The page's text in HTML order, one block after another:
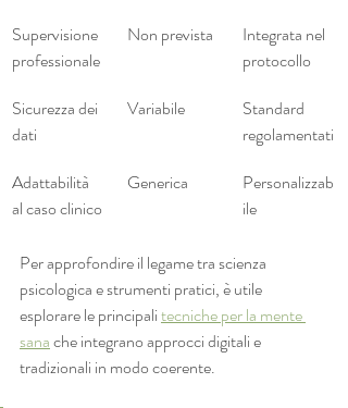
Supervisione
professionale
Non prevista
Integrata nel
protocollo
Sicurezza dei
dati
Variabile
Standard
regolamentati
Adattabilità
al caso clinico
Generica
Personalizzab
ile
Per approfondire il legame tra scienza
psicologica e strumenti pratici, è utile
esplorare le principali tecniche per la mente
sana che integrano approcci digitali e
tradizionali in modo coerente.